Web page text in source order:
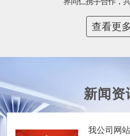
查看更多
新闻资
我公司网